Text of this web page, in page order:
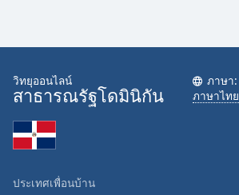
วิทยุออนไลน์
สาธารณรัฐโดมินิกัน
ภาษา:
ภาษาไทย
ประเทศเพื่อนบ้าน